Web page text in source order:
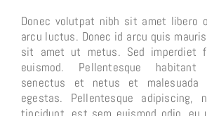
Donec volutpat nibh sit amet libero
arcu luctus. Donec id arcu quis
sit amet ut metus. Sed imperdiet
euismod. Pellentesque
senectus et netus et malesuada
egestas. Pellentesque adipiscing,